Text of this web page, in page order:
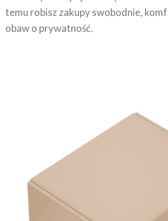
temu robisz zakupy swobodnie,
obaw o prywatność.